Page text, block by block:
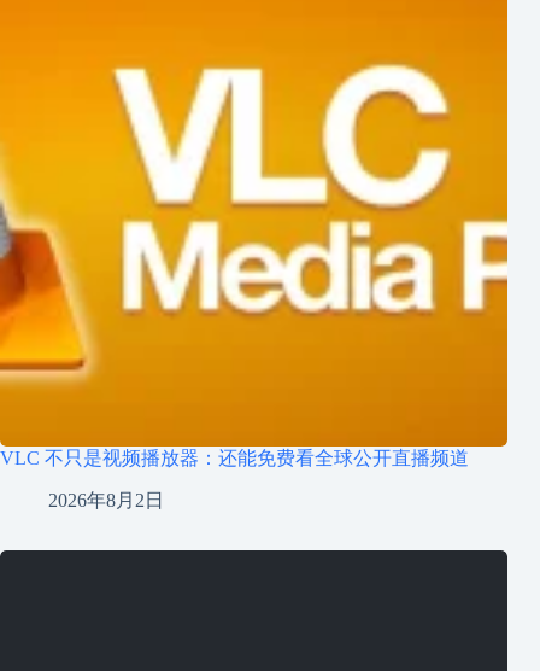
VLC 不只是视频播放器：还能免费看全球公开直播频道
2026年8月2日